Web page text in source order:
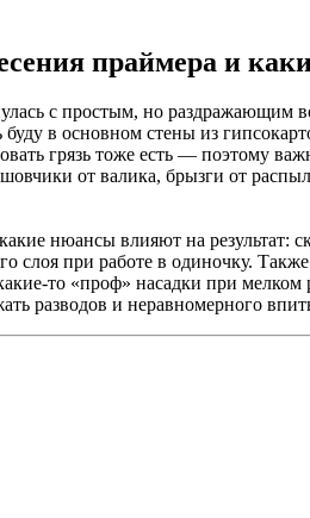
праймера и
с простым, но
буду в основном стены из
грязь тоже есть — поэтому
от валика, брызги от
нюансы влияют на результат:
слоя при работе в одиночку.
«проф» насадки при
разводов и неравномерного